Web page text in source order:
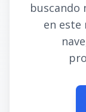
buscando
en este